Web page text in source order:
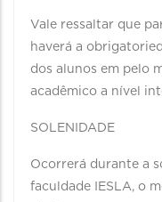
Vale ressaltar que
haverá a
dos alunos em pelo
acadêmico a nível
SOLENIDADE
Ocorrerá durante a
faculdade IESLA, o